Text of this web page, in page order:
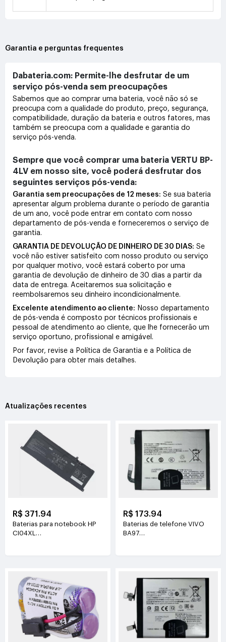
Garantia e perguntas frequentes
Dabateria.com: Permite-lhe desfrutar de um
serviço pós-venda sem preocupações
Sabemos que ao comprar uma bateria, você não só se
preocupa com a qualidade do produto, preço, segurança,
compatibilidade, duração da bateria e outros fatores, mas
também se preocupa com a qualidade e garantia do
serviço pós-venda.
Sempre que você comprar uma bateria VERTU BP-
4LV em nosso site, você poderá desfrutar dos
seguintes serviços pós-venda:
Garantia sem preocupações de 12 meses: Se sua bateria
apresentar algum problema durante o período de garantia
de um ano, você pode entrar em contato com nosso
departamento de pós-venda e forneceremos o serviço de
garantia.
GARANTIA DE DEVOLUÇÃO DE DINHEIRO DE 30 DIAS: Se
você não estiver satisfeito com nosso produto ou serviço
por qualquer motivo, você estará coberto por uma
garantia de devolução de dinheiro de 30 dias a partir da
data de entrega. Aceitaremos sua solicitação e
reembolsaremos seu dinheiro incondicionalmente.
Excelente atendimento ao cliente: Nosso departamento
de pós-venda é composto por técnicos profissionais e
pessoal de atendimento ao cliente, que lhe fornecerão um
serviço oportuno, profissional e amigável.
Por favor, revise a Política de Garantia e a Política de
Devolução para obter mais detalhes.
Atualizações recentes
R$ 371.94
Baterias para notebook HP
CI04XL
R$ 173.94
Baterias de telefone VIVO
BA97